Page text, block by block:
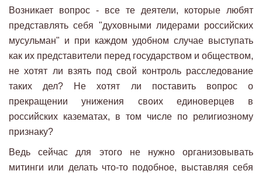
Возникает вопрос - все те деятели, которые любят
представлять себя "духовными лидерами российских
мусульман" и при каждом удобном случае выступать
как их представители перед государством и обществом,
не хотят ли взять под свой контроль расследование
таких дел? Не хотят ли поставить вопрос о
прекращении унижения своих единоверцев в
российских казематах, в том числе по религиозному
признаку?
Ведь сейчас для этого не нужно организовывать
митинги или делать что-то подобное, выставляя себя